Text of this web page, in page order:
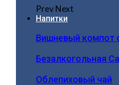
PrevNext
Напитки
Вишневый компот
Безалкогольная
Облепиховый чай